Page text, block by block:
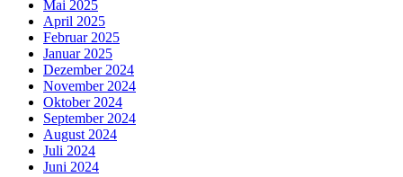
Mai 2025
April 2025
Februar 2025
Januar 2025
Dezember 2024
November 2024
Oktober 2024
September 2024
August 2024
Juli 2024
Juni 2024